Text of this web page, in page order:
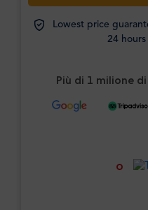
Lowest price
24
Più di 1 milione